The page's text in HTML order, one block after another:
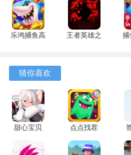
游戏优势
1、界面布局将核心操作按钮集中
2、从选择初始生物到完成第一次
控制在三次明确的提示之内。
3、卡通渲染风格让微观世界的各
生物之间的边界很容易辨认。
化了阶段成长的感知。
版
卓版
乐鸿捕鱼高
王者英雄之
捕
猜你喜欢
甜心宝贝
1.0.148 安
卓版
点点找茬
1.3.8 最新
版